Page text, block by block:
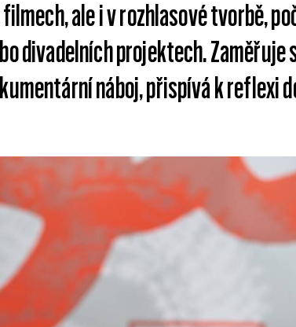
ale i v rozhlasové tvorbě,
divadelních projektech.
náboj, přispívá k reflexi